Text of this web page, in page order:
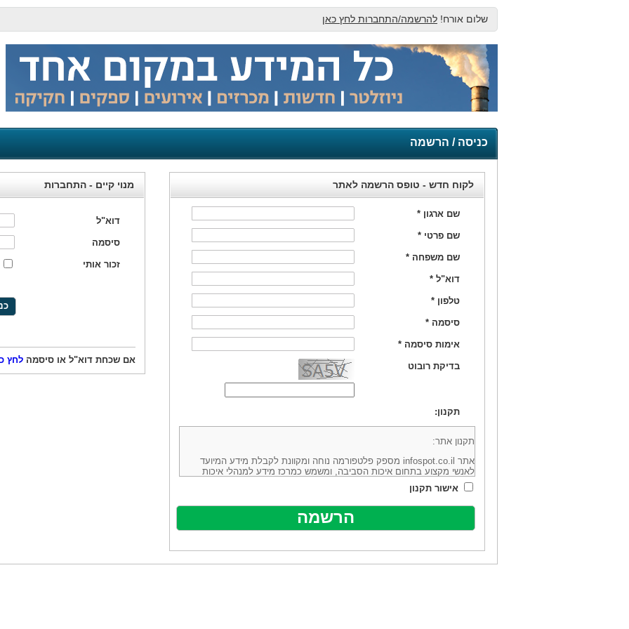
שלום אורח! להרשמה/התחברות לחץ כאן
כניסה / הרשמה
מנוי קיים - התחברות
דוא"ל
סיסמה
זכור אותי
אם שכחת דוא"ל או סיסמה לחץ
לקוח חדש - טופס הרשמה לאתר
שם ארגון *
שם פרטי *
שם משפחה *
דוא"ל *
טלפון *
סיסמה *
אימות סיסמה *
בדיקת רובוט
תקנון:
תקנון אתר:
אתר infospot.co.il מספק פלטפורמה נוחה ומקוונת לקבלת מידע המיועד
לאנשי מקצוע בתחום איכות הסביבה, ומשמש כמרכז מידע למנהלי איכות
סביבה (להלן: "המידע"). האתר בבעלותה ובניהולה של חברת יזמות וידע
מיקוד 6113102 ובדוא"ל: office@infospot.co.il (להלן: "האתר").
האתר אינו מספק את השירותים המפורסמים באתר ע"י ספקים שונים, איננו
מוכר את השירות המוצע באתר ע"י ספקים שונים, איננו מעורב במתן השירות
אלקטרונית של פרסום עבור נותני שירותים אלו. במילים אחרות, האחריות על
ביצוע העסקה בין הגולשים לבין המפרסמים נותני השירות ואיכותה מוטלת על
אישור תקנון